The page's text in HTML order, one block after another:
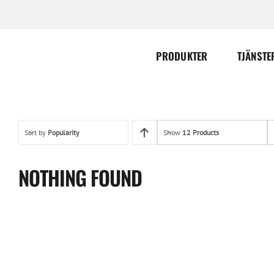
PRODUKTER
Sort by Popularity Show 12 Products
NOTHING FOUND